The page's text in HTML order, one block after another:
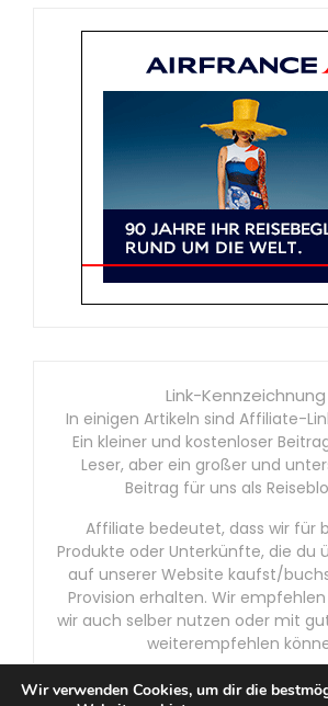
Link-Kennzeichnung
In einigen Artikeln sind Affiliate-
Ein kleiner und kostenloser
Leser, aber ein großer und
Beitrag für uns als
Affiliate bedeutet, dass wir für
Produkte oder Unterkünfte, die du
auf unserer Website kaufst/
Provision erhalten. Wir
wir auch selber nutzen oder mit
weiterempfehlen
Wir verwenden Cookies, um dir die